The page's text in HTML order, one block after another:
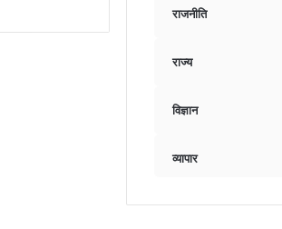
राजनीति
राज्य
विज्ञान
व्यापार